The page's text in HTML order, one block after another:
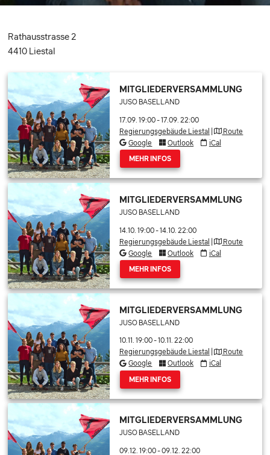
Rathausstrasse 2
4410 Liestal
MITGLIEDERVERSAMMLUNG
JUSO BASELLAND
17.09. 19:00-17.09. 22:00
Regierungsgebäude Liestal
Route
Google
Outlook iCal
MEHR INFOS
MITGLIEDERVERSAMMLUNG
JUSO BASELLAND
14.10. 19:00-14.10. 22:00
Regierungsgebäude Liestal
Route
Google
Outlook iCal
MEHR INFOS
MITGLIEDERVERSAMMLUNG
JUSO BASELLAND
10.11. 19:00-10.11. 22:00
Regierungsgebäude Liestal
Route
Google
Outlook iCal
MEHR INFOS
MITGLIEDERVERSAMMLUNG
JUSO BASELLAND
09.12. 19:00-09.12. 22:00